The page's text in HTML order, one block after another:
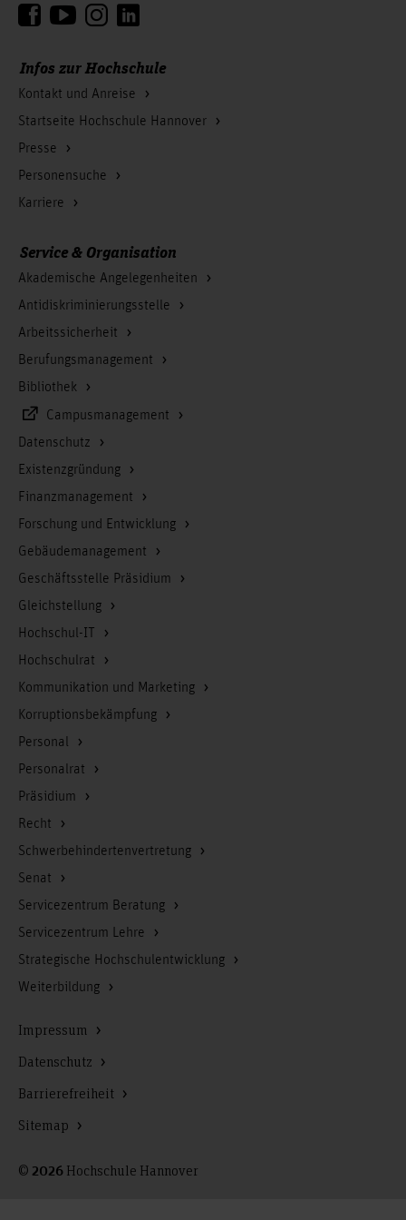
Infos zur Hochschule
Kontakt und Anreise
Startseite Hochschule Hannover
Presse
Personensuche
Karriere
Service & Organisation
Akademische Angelegenheiten
Antidiskriminierungsstelle
Arbeitssicherheit
Berufungsmanagement
Bibliothek
Campusmanagement
Datenschutz
Existenzgründung
Finanzmanagement
Forschung und Entwicklung
Gebäudemanagement
Geschäftsstelle Präsidium
Gleichstellung
Hochschul-IT
Hochschulrat
Kommunikation und Marketing
Korruptionsbekämpfung
Personal
Personalrat
Präsidium
Recht
Schwerbehindertenvertretung
Senat
Servicezentrum Beratung
Servicezentrum Lehre
Strategische Hochschulentwicklung
Weiterbildung
© 2026 Hochschule Hannover
Impressum
Datenschutz
Barrierefreiheit
Sitemap